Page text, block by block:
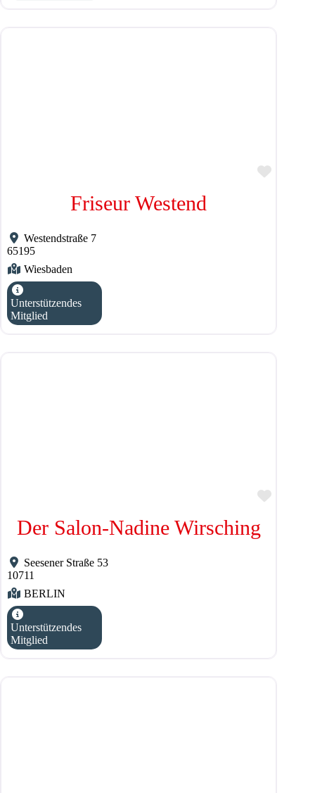
Favorit
Friseur Westend
Westendstraße 7
65195
Wiesbaden
Unterstützendes
Mitglied
Favorit
Der Salon-Nadine Wirsching
Seesener Straße 53
10711
BERLIN
Unterstützendes
Mitglied